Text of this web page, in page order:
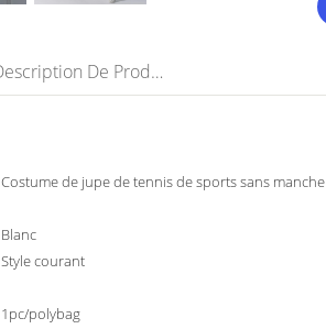
Description De Produit
Costume de jupe de tennis de sports sans manche
Blanc
Style courant
1pc/polybag